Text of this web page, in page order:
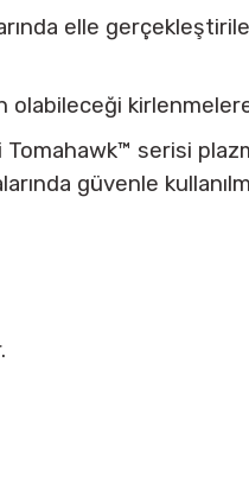
elle
serisi
güvenle